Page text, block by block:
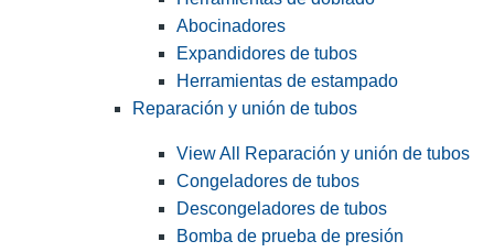
Abocinadores
Expandidores de tubos
Herramientas de estampado
Reparación y unión de tubos
View All Reparación y unión de tubos
Congeladores de tubos
Descongeladores de tubos
Bomba de prueba de presión